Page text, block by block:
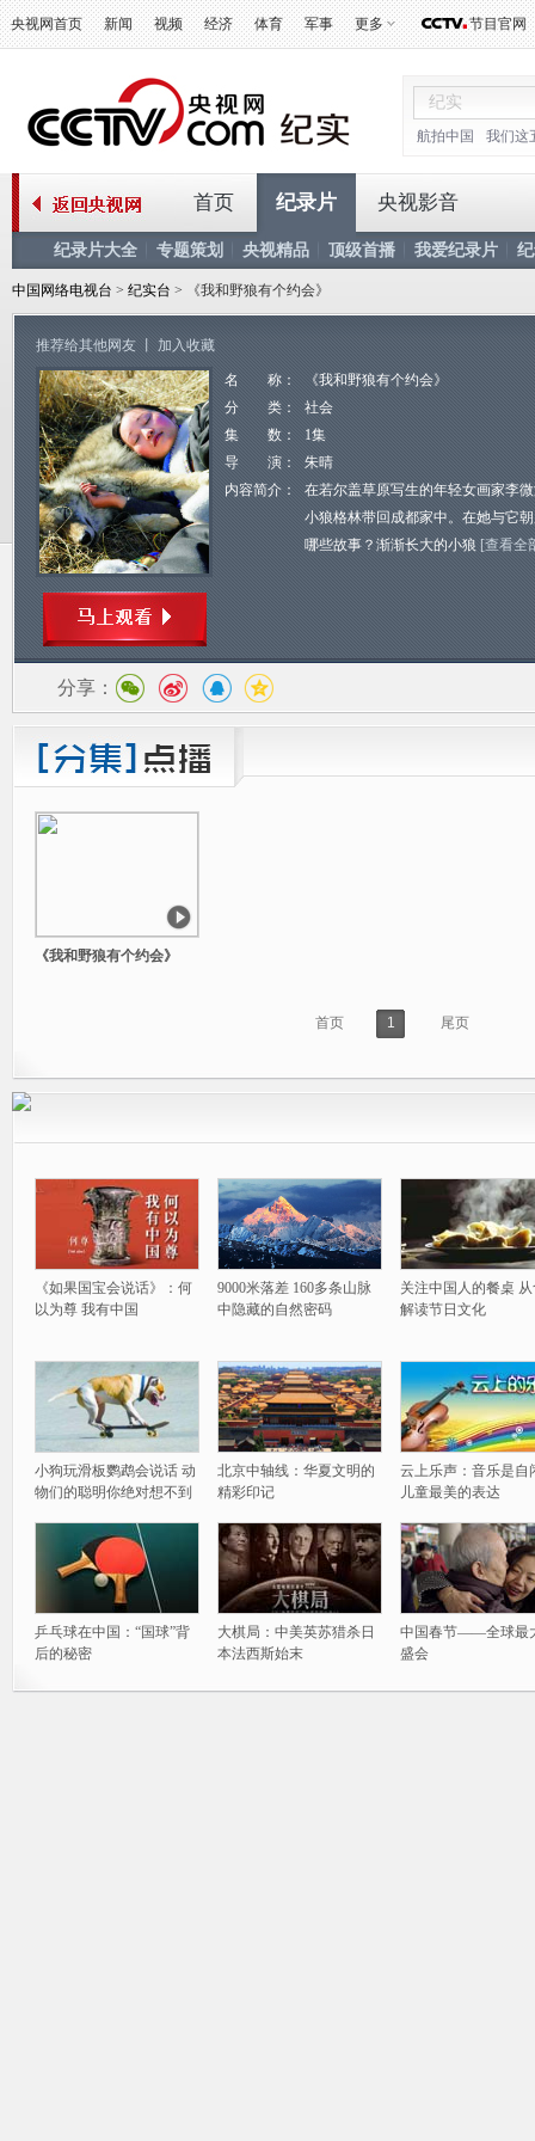
央视网首页 新闻 视频 经济 体育 军事 更多 节目官网
航拍中国 我们这
首页 纪录片
纪录片大全 专题策划 央视精品 顶级首播 我爱纪录片
央视影音
中国网络电视台 > 纪实台 > 《我和野狼有个约会》
推荐给其他网友 加入收藏
名 称：
《我和野狼有个约会》
分 类：
社会
集 数：
1集
导 演：
朱晴
内容简介：
在若尔盖草原写生的年轻女画家李
小狼格林带回成都家中。在她与它
哪些故事？渐渐长大的小狼 [查看全
分享：
《我和野狼有个约会》
首页 1 尾页
《如果国宝会说话》：何
以为尊 我有中国
9000米落差 160多条山脉
中隐藏的自然密码
关注中国人的餐桌
解读节日文化
小狗玩滑板鹦鹉会说话 动
物们的聪明你绝对想不到
北京中轴线：华夏文明的
精彩印记
云上乐声：音乐是自
儿童最美的表达
乒乓球在中国：“国球”背
后的秘密
大棋局：中美英苏猎杀日
本法西斯始末
中国春节——全球最
盛会